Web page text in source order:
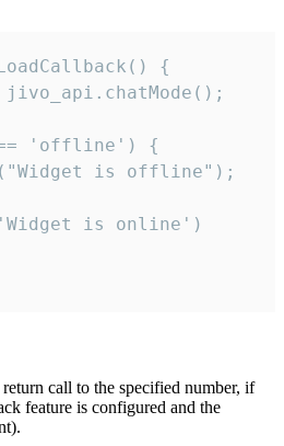
{
'offline') {
is offline");
is online')
call to the specified number, if
feature is configured and the